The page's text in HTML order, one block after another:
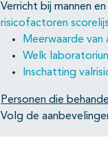
Verricht bij mannen
risicofactoren
Meerwaarde van
Welk
Inschatting
Personen die
Volg de